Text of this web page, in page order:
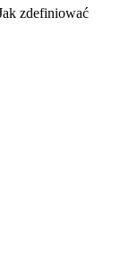
zdefiniować